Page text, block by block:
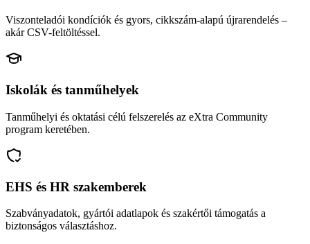
Viszonteladói kondíciók és gyors, cikkszám-alapú újrarendelés –
akár CSV-feltöltéssel.
Iskolák és tanműhelyek
Tanműhelyi és oktatási célú felszerelés az eXtra Community
program keretében.
EHS és HR szakemberek
Szabványadatok, gyártói adatlapok és szakértői támogatás a
biztonságos választáshoz.